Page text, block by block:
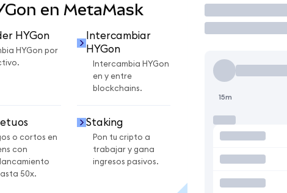
en MetaMask
HYGon
HYGon por
Intercambiar
HYGon
Intercambia HYGon
en y entre
blockchains.
o cortos en
con
50x.
Staking
Pon tu cripto a
trabajar y gana
ingresos pasivos.
Operar
15m